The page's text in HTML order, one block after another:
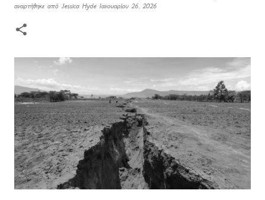
αναρτήθηκε από Jessica Hyde Ιανουαρίου 26, 2026